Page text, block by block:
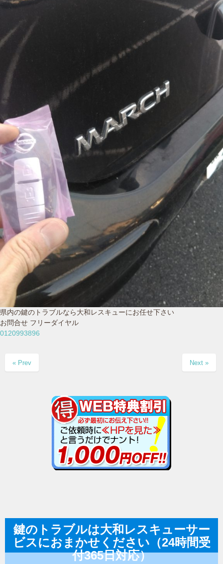
県内の鍵のトラブルなら大和レスキューにお任せ下さい
お問合せ フリーダイヤル
0120993896
« Prev Next »
鍵のトラブルは大和レスキューサー
ビスにおまかせください（24時間受
付365日対応）